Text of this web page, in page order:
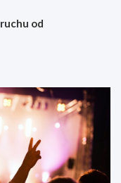
od